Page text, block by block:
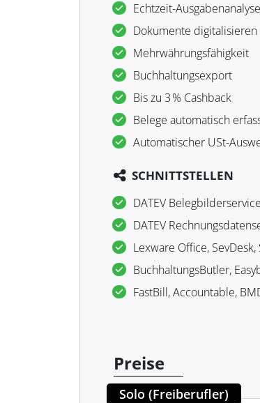
Echtzeit-Ausgabenanalyse
Dokumente digitalisieren
Mehrwährungsfähigkeit
Buchhaltungs­export
Bis zu 3 % Cashback
Belege automatisch
Automatischer USt-
SCHNITTSTELLEN
DATEV Belegbilderservice
DATEV
Lexware Office, SevDesk,
BuchhaltungsButler,
FastBill, Accountable,
Preise
Solo (Freiberufler)